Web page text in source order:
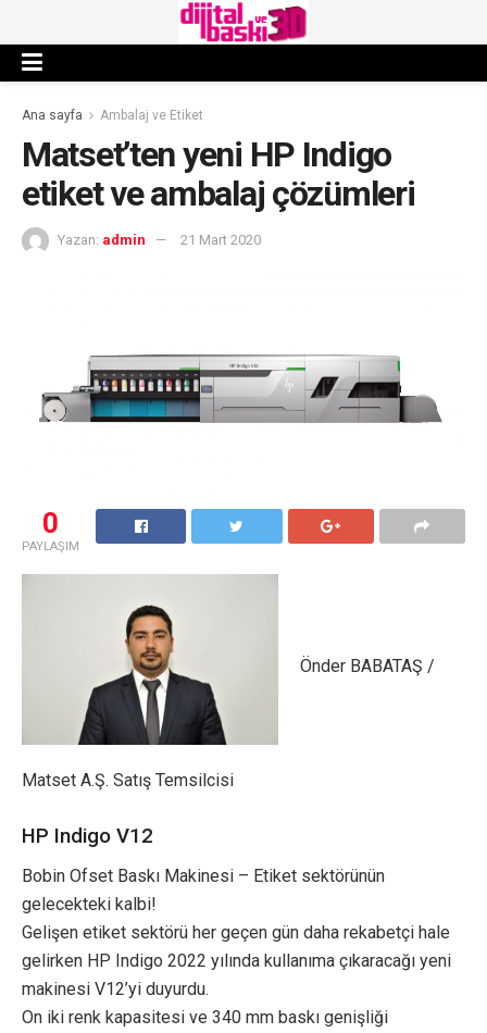
Ana sayfa Ambalaj ve Etiket
Matset’ten yeni HP Indigo
etiket ve ambalaj çözümleri
Yazan: admin 21 Mart 2020
0
PAYLAŞIM
Önder BABATAŞ /
Matset A.Ş. Satış Temsilcisi
HP Indigo V12
Bobin Ofset Baskı Makinesi – Etiket sektörünün
gelecekteki kalbi!
Gelişen etiket sektörü her geçen gün daha rekabetçi hale
gelirken HP Indigo 2022 yılında kullanıma çıkaracağı yeni
makinesi V12’yi duyurdu.
On iki renk kapasitesi ve 340 mm baskı genişliği